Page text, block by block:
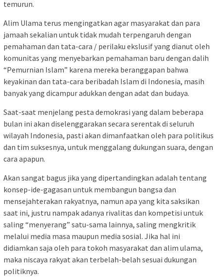
temurun.
Alim Ulama terus mengingatkan agar masyarakat dan para
jamaah sekalian untuk tidak mudah terpengaruh dengan
pemahaman dan tata-cara / perilaku ekslusif yang dianut oleh
komunitas yang menyebarkan pemahaman baru dengan dalih
“Pemurnian Islam” karena mereka beranggapan bahwa
keyakinan dan tata-cara beribadah Islam di Indonesia, masih
banyak yang dicampur adukkan dengan adat dan budaya.
Saat-saat menjelang pesta demokrasi yang dalam beberapa
bulan ini akan diselenggarakan secara serentak di seluruh
wilayah Indonesia, pasti akan dimanfaatkan oleh para politikus
dan tim suksesnya, untuk menggalang dukungan suara, dengan
cara apapun.
Akan sangat bagus jika yang dipertandingkan adalah tentang
konsep-ide-gagasan untuk membangun bangsa dan
mensejahterakan rakyatnya, namun apa yang kita saksikan
saat ini, justru nampak adanya rivalitas dan kompetisi untuk
saling “menyerang” satu-sama lainnya, saling mengkritik
melalui media masa maupun media sosial. Jika hal ini
didiamkan saja oleh para tokoh masyarakat dan alim ulama,
maka niscaya rakyat akan terbelah-belah sesuai dukungan
politiknya.